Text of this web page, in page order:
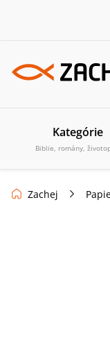
Kategórie
Biblie, romány,
Zachej